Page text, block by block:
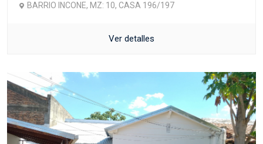
BARRIO INCONE, MZ: 10, CASA 196/197
Ver detalles